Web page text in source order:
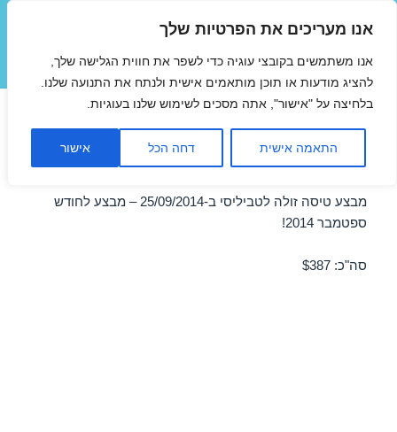
אנו מעריכים את הפרטיות שלך
אנו משתמשים בקובצי עוגיה כדי לשפר את חווית הגלישה שלך,
להציג מודעות או תוכן מותאמים אישית ולנתח את התנועה שלנו.
בלחיצה על "אישור", אתה מסכים לשימוש שלנו בעוגיות.
התאמה אישית דחה הכל אישור
תפריטים
ווידג'טים
טיסה לטביליסי 25/09/2014
במבצע
מבצע טיסה זולה לטביליסי ב-25/09/2014 – מבצע לחודש
ספטמבר 2014!
סה"כ: $387